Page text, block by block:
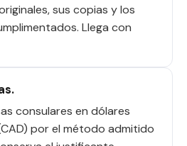
sus copias y los
Llega con
consulares en dólares
por el método admitido